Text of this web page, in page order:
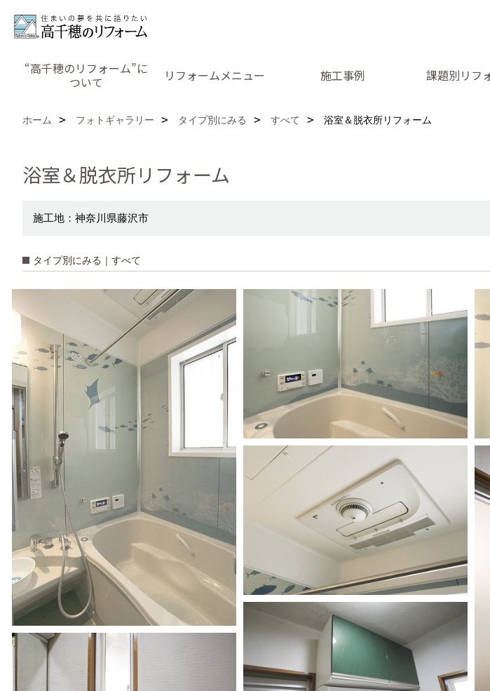
“高千穂のリフォーム”に
ついて
リフォームメニュー 施工事例 課題別リフ
ホーム フォトギャラリー タイプ別にみる すべて 浴室＆脱衣所リフォーム
浴室＆脱衣所リフォーム
施工地：神奈川県藤沢市
タイプ別にみる｜すべて